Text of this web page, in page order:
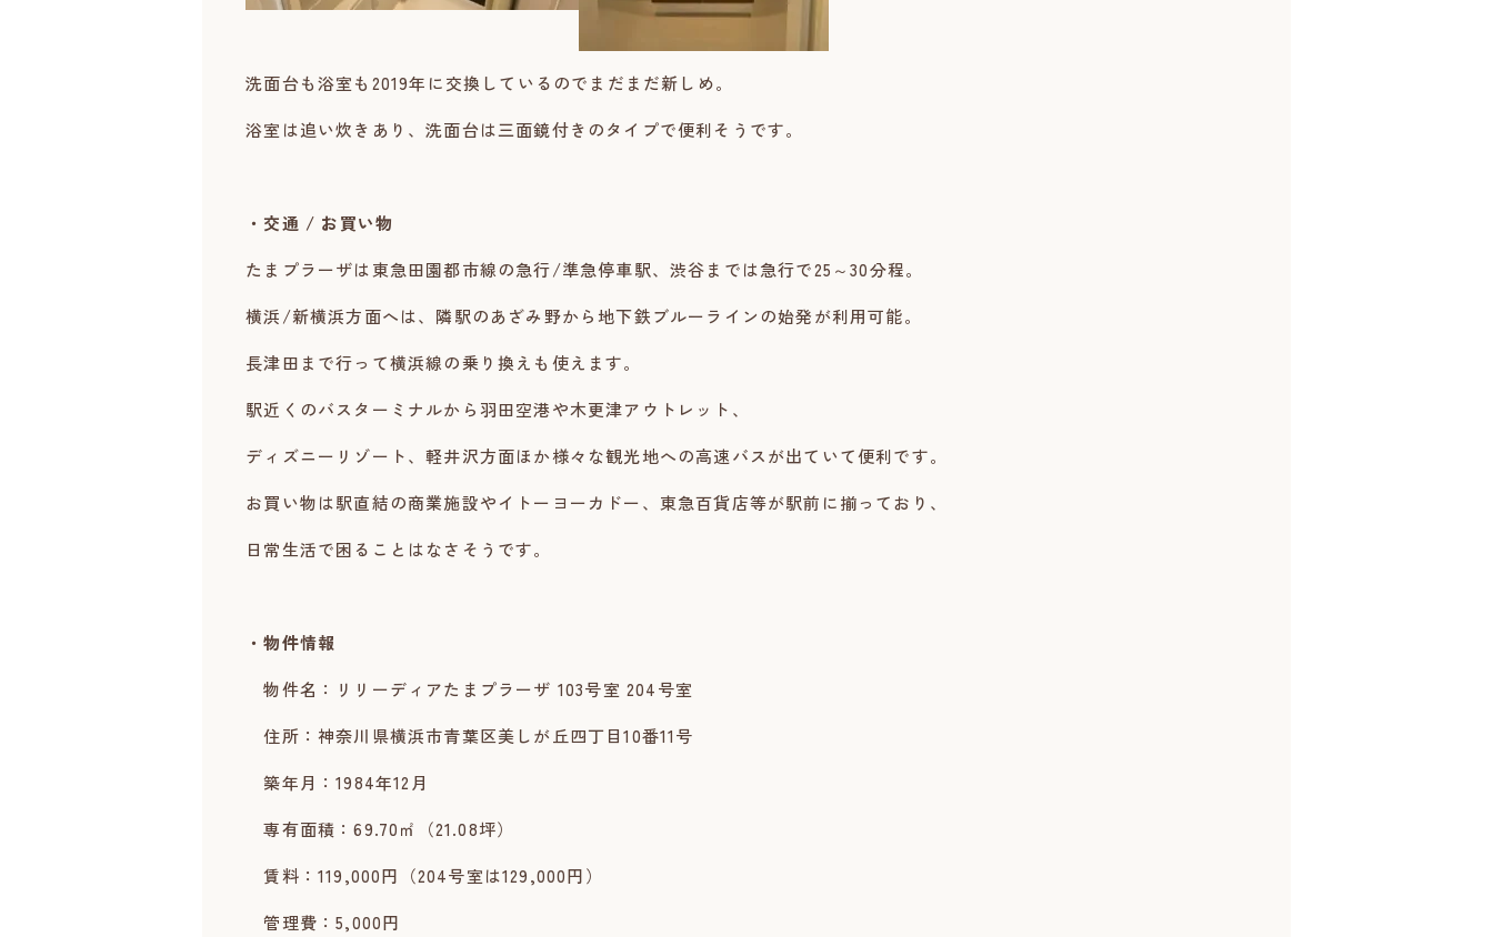
洗面台も浴室も2019年に交換しているのでまだまだ新しめ。
浴室は追い炊きあり、洗面台は三面鏡付きのタイプで便利そうです。
・交通 / お買い物
たまプラーザは東急田園都市線の急行/準急停車駅、渋谷までは急行で25～30分程。
横浜/新横浜方面へは、隣駅のあざみ野から地下鉄ブルーラインの始発が利用可能。
長津田まで行って横浜線の乗り換えも使えます。
駅近くのバスターミナルから羽田空港や木更津アウトレット、
ディズニーリゾート、軽井沢方面ほか様々な観光地への高速バスが出ていて便利です。
お買い物は駅直結の商業施設やイトーヨーカドー、東急百貨店等が駅前に揃っており、
日常生活で困ることはなさそうです。
・物件情報
物件名：リリーディアたまプラーザ 103号室 204号室
住所：神奈川県横浜市青葉区美しが丘四丁目10番11号
築年月：1984年12月
専有面積：69.70㎡（21.08坪）
賃料：119,000円（204号室は129,000円）
管理費：5,000円